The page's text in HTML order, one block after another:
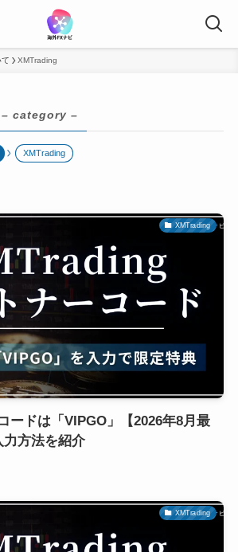
XMTrading
– category –
XMTrading
XMTrading
ードは「VIPGO」【2026年8月最
方法を紹介
XMTrading